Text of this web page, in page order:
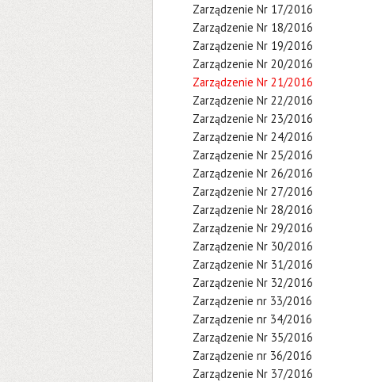
Zarządzenie Nr 17/2016
Zarządzenie Nr 18/2016
Zarządzenie Nr 19/2016
Zarządzenie Nr 20/2016
Zarządzenie Nr 21/2016
Zarządzenie Nr 22/2016
Zarządzenie Nr 23/2016
Zarządzenie Nr 24/2016
Zarządzenie Nr 25/2016
Zarządzenie Nr 26/2016
Zarządzenie Nr 27/2016
Zarządzenie Nr 28/2016
Zarządzenie Nr 29/2016
Zarządzenie Nr 30/2016
Zarządzenie Nr 31/2016
Zarządzenie Nr 32/2016
Zarządzenie nr 33/2016
Zarządzenie nr 34/2016
Zarządzenie Nr 35/2016
Zarządzenie nr 36/2016
Zarządzenie Nr 37/2016